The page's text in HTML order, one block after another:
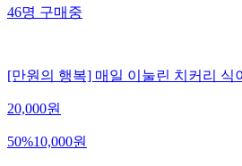
46명구매중
[만원의 행복] 매일 이눌린 치커리 식
20,000원
50%10,000원